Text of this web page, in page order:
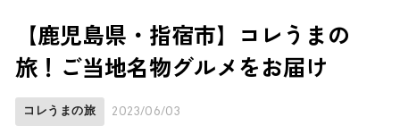
【鹿児島県・指宿市】コレうまの
旅！ご当地名物グルメをお届け
コレうまの旅 2023/06/03